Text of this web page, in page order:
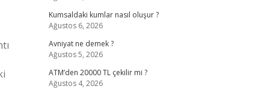
Kumsaldaki kumlar nasıl oluşur ?
Ağustos 6, 2026
Avniyat ne demek ?
Ağustos 5, 2026
ATM’den 20000 TL çekilir mi ?
Ağustos 4, 2026